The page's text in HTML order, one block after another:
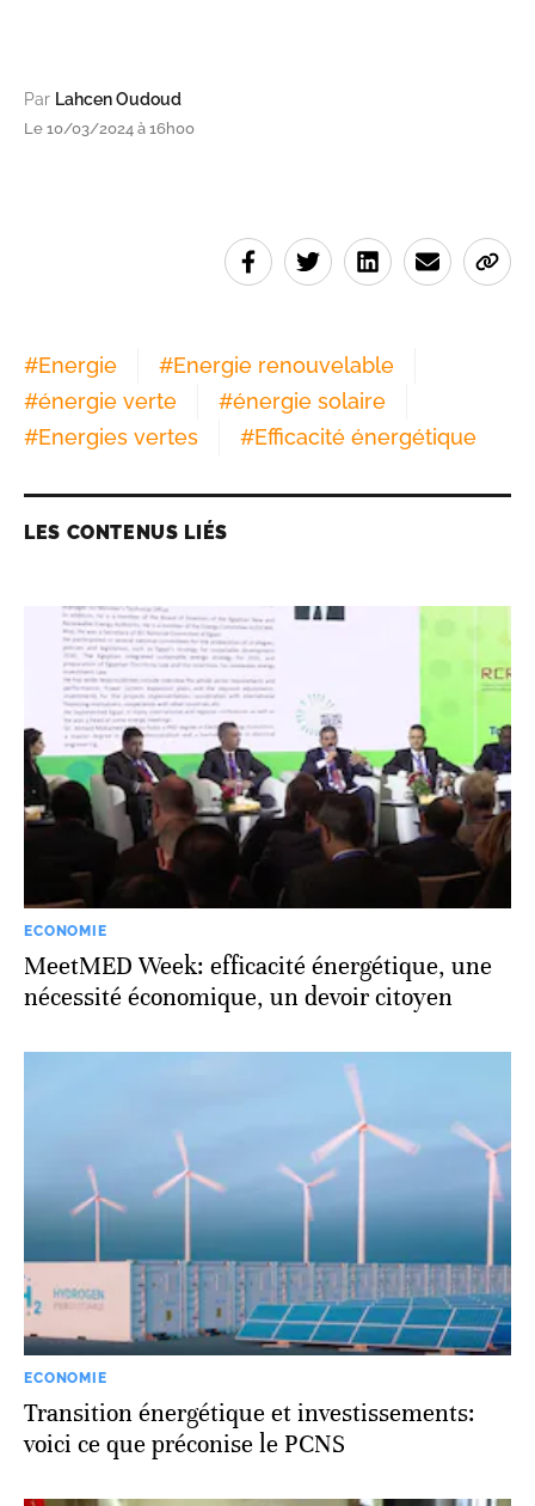
Par Lahcen Oudoud
Le 10/03/2024 à 16h00
#Energie #Energie renouvelable
#énergie verte #énergie solaire
#Energies vertes #Efficacité énergétique
LES CONTENUS LIÉS
ECONOMIE
MeetMED Week: efficacité énergétique, une
nécessité économique, un devoir citoyen
ECONOMIE
Transition énergétique et investissements:
voici ce que préconise le PCNS